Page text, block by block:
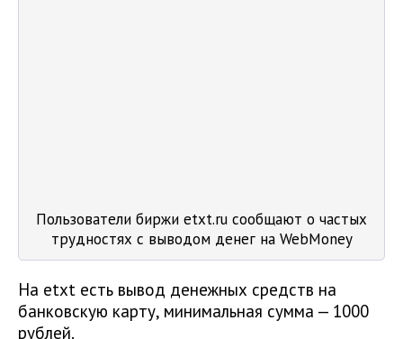
Пользователи биржи etxt.ru сообщают о частых
трудностях с выводом денег на WebMoney
На etxt есть вывод денежных средств на
банковскую карту, минимальная сумма — 1000
рублей.